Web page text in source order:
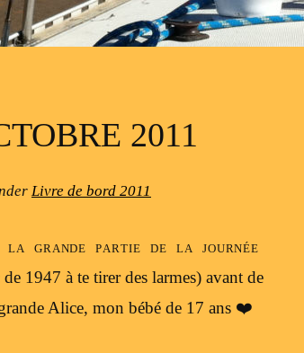
2011
Livre de bord 2011
la grande partie de la journée
1947 à te tirer des larmes) avant de
Alice, mon bébé de 17 ans ❤️